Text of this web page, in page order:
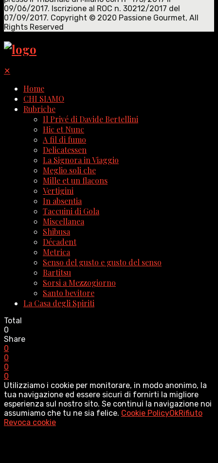
09/06/2017. Iscrizione al ROC n. 30212/2017 del
07/09/2017. Copyright © 2020 Passione Gourmet, All
Rights Reserved
✕
Home
CHI SIAMO
Rubriche
Il Privé di Davide Bertellini
Hic et Nunc
A fil di fumo
Delicatessen
La Signora in Viaggio
Meglio soli che
Mille et un flacons
Vertigini
In absentia
Taccuini di Gola
Miscellanea
Shibusa
Décadent
Metrica
Senso del gusto e gusto del senso
Bartitsu
Sorsi a Mezzogiorno
Santo bevitore
La Casa degli Spiriti
Total
0
Share
0
0
0
0
Utilizziamo i cookie per monitorare, in modo anonimo, la
tua navigazione ed essere sicuri di fornirti la migliore
esperienza sul nostro sito. Se continui la navigazione noi
assumiamo che tu ne sia felice. Cookie PolicyOkRifiuto
Revoca cookie